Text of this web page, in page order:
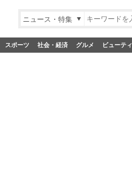
ニュース・特集
スポーツ 社会・経済 グルメ ビューティ